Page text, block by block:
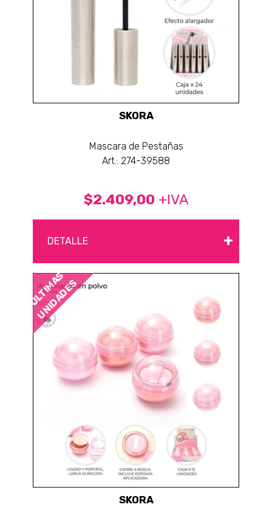
SKORA
Mascara de Pestañas
Art.: 274-39588
$2.409,00 +IVA
DETALLE +
ÚLTIMAS
UNIDADES
SKORA